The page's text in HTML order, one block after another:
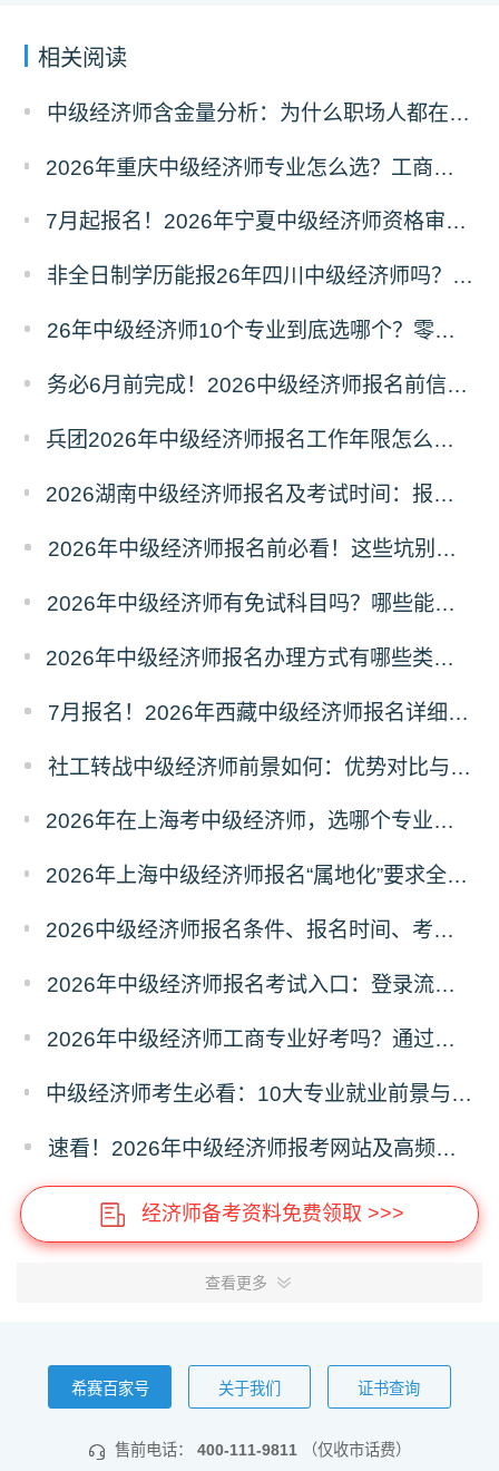
相关阅读
中级经济师含金量分析：为什么职场人都在考？这5个原因太现实!
2026年重庆中级经济师专业怎么选？工商人力金融财税等10大方向对比解析
7月起报名！2026年宁夏中级经济师资格审核严格吗？告知承诺制怎么选？
非全日制学历能报26年四川中级经济师吗？工作年限怎么算？
26年中级经济师10个专业到底选哪个？零基础也能直接抄作业！
务必6月前完成！2026中级经济师报名前信息完善详细操作指南
兵团2026年中级经济师报名工作年限怎么算？非全日制学历如何累计?
2026湖南中级经济师报名及考试时间：报名费每人每科91元，11月7-8日机考
2026年中级经济师报名前必看！这些坑别踩！
2026年中级经济师有免试科目吗？哪些能免试？成绩如何滚动？
2026年中级经济师报名办理方式有哪些类型？如何选择才不踩坑？
7月报名！2026年西藏中级经济师报名详细流程
社工转战中级经济师前景如何：优势对比与选择建议
2026年在上海考中级经济师，选哪个专业最吃香？（附产业匹配度指南）
2026年上海中级经济师报名“属地化”要求全解析：社保、户籍与工作地如何认定?
2026中级经济师报名条件、报名时间、考试时间已公布！速查你是否符合?
2026年中级经济师报名考试入口：登录流程与常见问题处理指南
2026年中级经济师工商专业好考吗？通过率与备考攻略分析
中级经济师考生必看：10大专业就业前景与难度测评（附选专业口诀）
速看！2026年中级经济师报考网站及高频问题汇总
经济师备考资料免费领取 >>>
查看更多
希赛百家号 关于我们 证书查询
售前电话： 400-111-9811 （仅收市话费）